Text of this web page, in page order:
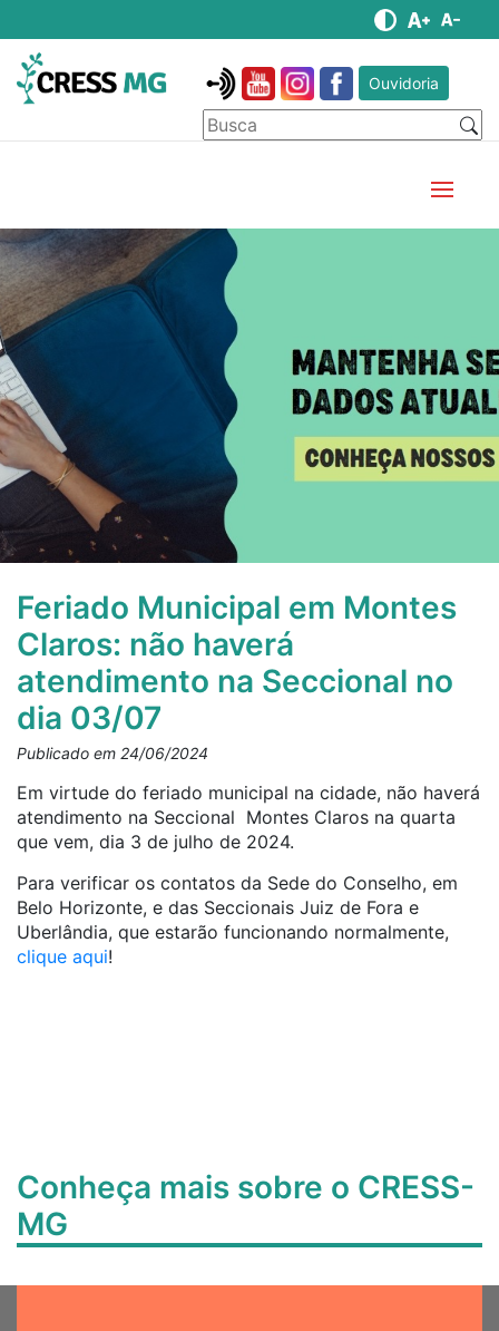
Ouvidoria
Feriado Municipal em Montes
Claros: não haverá
atendimento na Seccional no
dia 03/07
Publicado em 24/06/2024
Em virtude do feriado municipal na cidade, não haverá
atendimento na Seccional Montes Claros na quarta
que vem, dia 3 de julho de 2024.
Para verificar os contatos da Sede do Conselho, em
Belo Horizonte, e das Seccionais Juiz de Fora e
Uberlândia, que estarão funcionando normalmente,
clique aqui!
Conheça mais sobre o CRESS-
MG